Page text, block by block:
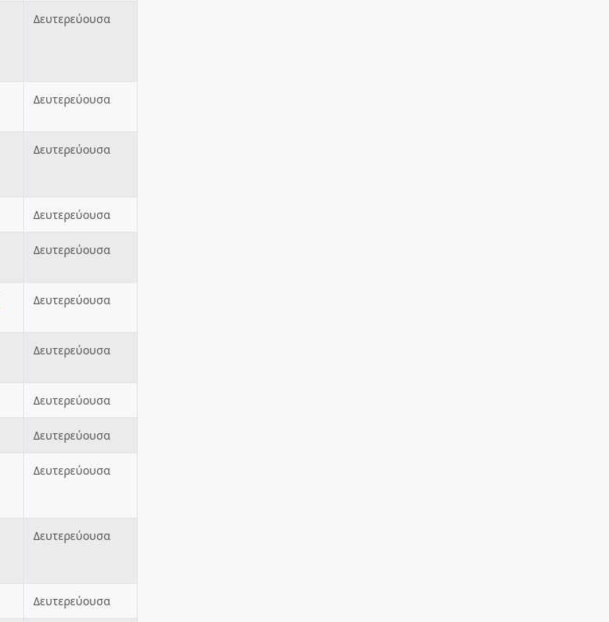
Δευτερεύουσα
Δευτερεύουσα
Δευτερεύουσα
Δευτερεύουσα
Δευτερεύουσα
Δευτερεύουσα
Δευτερεύουσα
Δευτερεύουσα
Δευτερεύουσα
Δευτερεύουσα
Δευτερεύουσα
Δευτερεύουσα